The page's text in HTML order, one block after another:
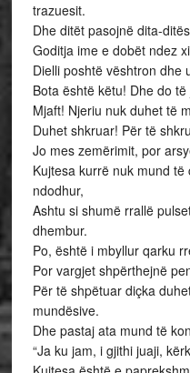
trazuesit.
Dhe ditët pasojnë dita-
Goditja ime e dobët ndez
Dielli poshtë vështron dhe
Bota është këtu! Dhe do
Mjaft! Njeriu nuk duhet të
Duhet shkruar! Për të
Jo mes zemërimit, por
Kujtesa kurrë nuk mund
ndodhur,
Ashtu si shumë rrallë
dhembur.
Po, është i mbyllur qarku
Por vargjet shpërthejnë
Për të shpëtuar diçka
mundësive.
Dhe pastaj ata mund të
“Ja ku jam, i gjithi juaji,